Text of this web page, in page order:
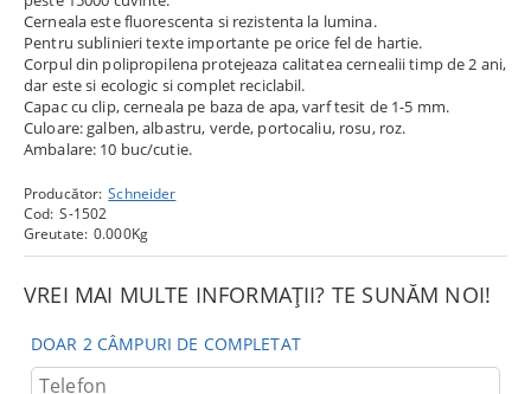
Cerneala este fluorescenta si rezistenta la lumina.
Pentru sublinieri texte importante pe orice fel de hartie.
Corpul din polipropilena protejeaza calitatea cernealii timp de 2 ani,
dar este si ecologic si complet reciclabil.
Capac cu clip, cerneala pe baza de apa, varf tesit de 1-5 mm.
Culoare: galben, albastru, verde, portocaliu, rosu, roz.
Ambalare: 10 buc/cutie.
Producător: Schneider
Cod: S-1502
Greutate: 0.000Kg
VREI MAI MULTE INFORMAȚII? TE SUNĂM NOI!
DOAR 2 CÂMPURI DE COMPLETAT